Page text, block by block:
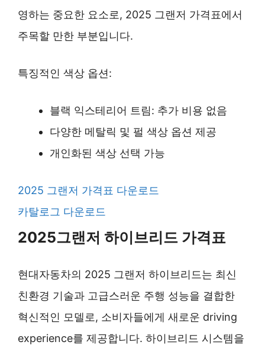
영하는 중요한 요소로, 2025 그랜저 가격표에서
주목할 만한 부분입니다.
특징적인 색상 옵션:
블랙 익스테리어 트림: 추가 비용 없음
다양한 메탈릭 및 펄 색상 옵션 제공
개인화된 색상 선택 가능
2025 그랜저 가격표 다운로드
카탈로그 다운로드
2025그랜저 하이브리드 가격표
현대자동차의 2025 그랜저 하이브리드는 최신
친환경 기술과 고급스러운 주행 성능을 결합한
혁신적인 모델로, 소비자들에게 새로운 driving
experience를 제공합니다. 하이브리드 시스템을